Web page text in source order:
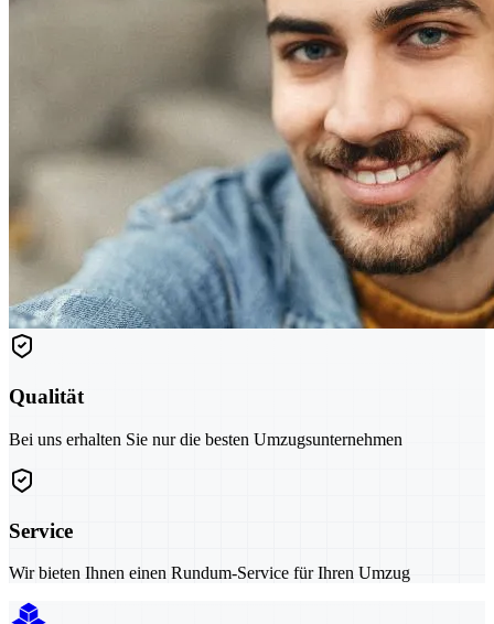
Qualität
Bei uns erhalten Sie nur die besten Umzugsunternehmen
Service
Wir bieten Ihnen einen Rundum-Service für Ihren Umzug